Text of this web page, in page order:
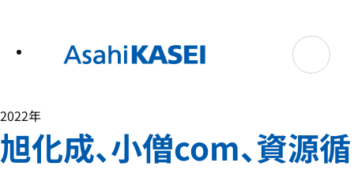
2022年
旭化成、小僧com、資源循